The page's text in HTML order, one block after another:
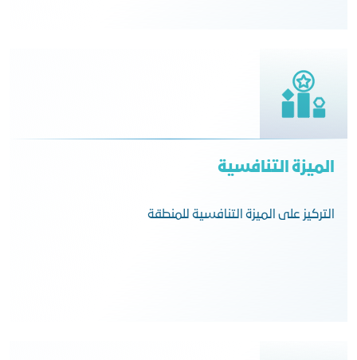
الميزة التنافسية
التركيز على الميزة التنافسية للمنطقة